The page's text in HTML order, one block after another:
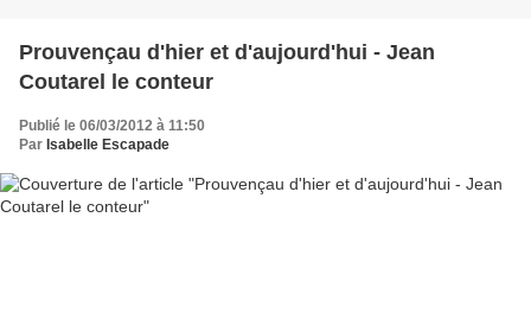
Prouvençau d'hier et d'aujourd'hui - Jean
Coutarel le conteur
Publié le 06/03/2012 à 11:50
Par Isabelle Escapade